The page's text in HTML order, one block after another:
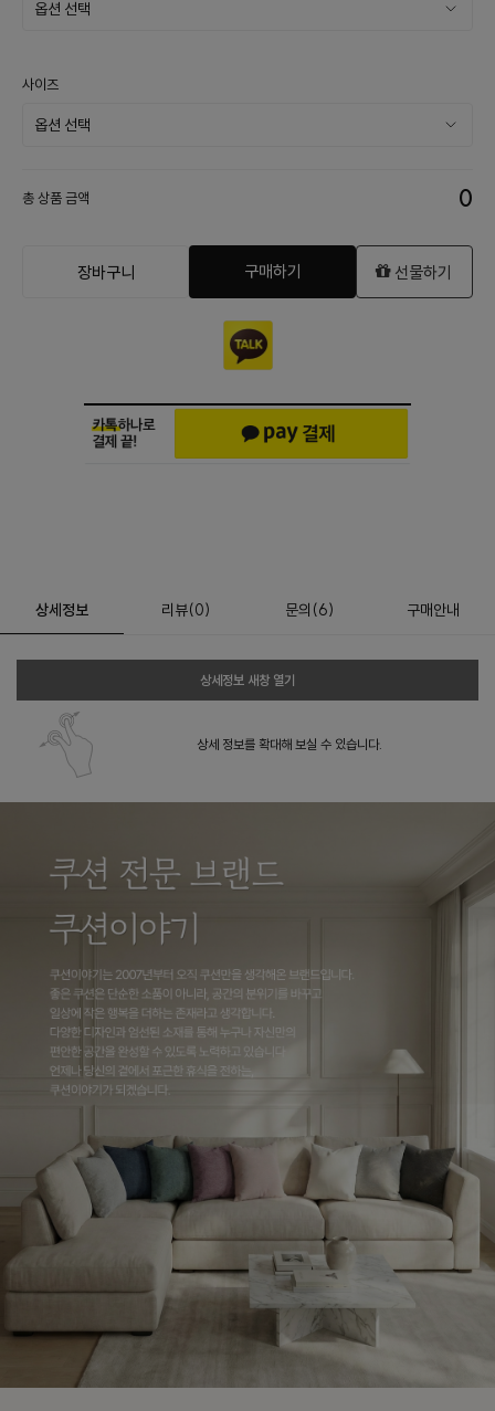
사이즈
총 상품 금액 0
장바구니 구매하기 선물하기
상세정보 리뷰(0) 문의 (6) 구매안내
상세정보 새창 열기
상세 정보를 확대해 보실 수 있습니다.